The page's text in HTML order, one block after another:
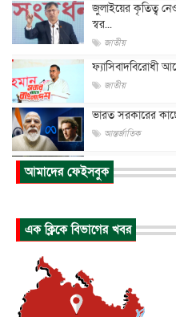
জুলাইয়ের কৃতিত্ব
স্বর...
জাতীয়
ফ্যাসিবাদবিরোধী
জাতীয়
ভারত সরকারের
আন্তর্জাতিক
আকাশে ট্রাম্পের
আন্তর্জাতিক
আন্তর্জাতিক
টি-টোয়েন্টি
আমাদের ফেইসবুক
এক ক্লিকে বিভাগের খবর